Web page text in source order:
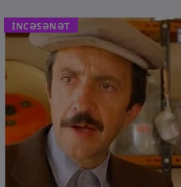
İNCƏSƏNƏT